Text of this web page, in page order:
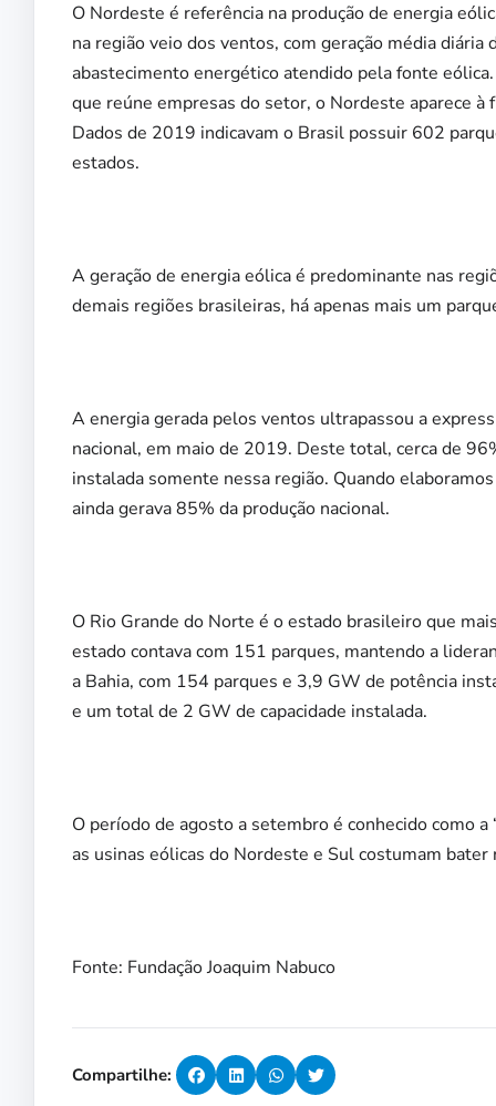
O Nordeste é referência na produção de energia
na região veio dos ventos, com geração média
abastecimento energético atendido pela fonte
que reúne empresas do setor, o Nordeste aparece
Dados de 2019 indicavam o Brasil possuir 602
estados.
A geração de energia eólica é predominante nas
demais regiões brasileiras, há apenas mais um
A energia gerada pelos ventos ultrapassou a
nacional, em maio de 2019. Deste total, cerca de
instalada somente nessa região. Quando
ainda gerava 85% da produção nacional.
O Rio Grande do Norte é o estado brasileiro que
estado contava com 151 parques, mantendo a
a Bahia, com 154 parques e 3,9 GW de potência
e um total de 2 GW de capacidade instalada.
O período de agosto a setembro é conhecido como
as usinas eólicas do Nordeste e Sul costumam bater
Fonte: Fundação Joaquim Nabuco
Compartilhe: